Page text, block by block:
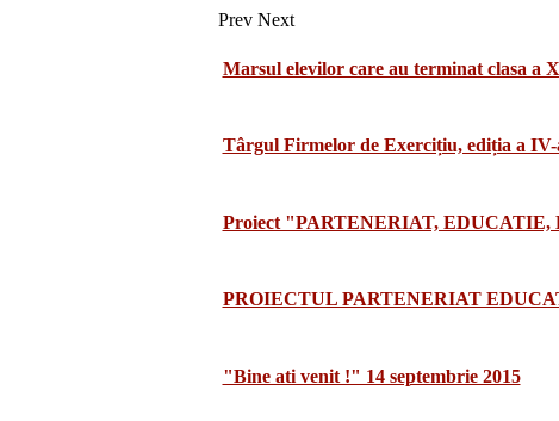
Prev Next
Marsul elevilor care au terminat clasa a
Târgul Firmelor de Exercițiu, ediția a IV-
Proiect "PARTENERIAT, EDUCATIE,
PROIECTUL PARTENERIAT
"Bine ati venit !" 14 septembrie 2015